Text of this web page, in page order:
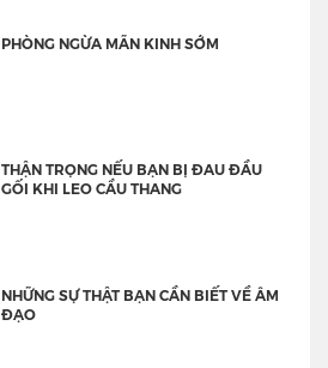
PHÒNG NGỪA MÃN KINH SỚM
THẬN TRỌNG NẾU BẠN BỊ ĐAU ĐẦU
GỐI KHI LEO CẦU THANG
NHỮNG SỰ THẬT BẠN CẦN BIẾT VỀ ÂM
ĐẠO